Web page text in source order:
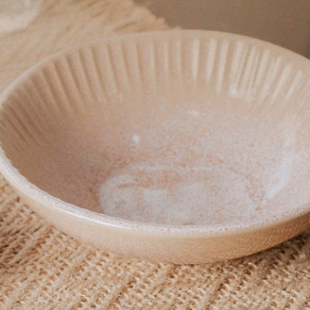
é um material muito resistente, podendo ir em
uniforme. O aço carbono usado é de calibre pesado com